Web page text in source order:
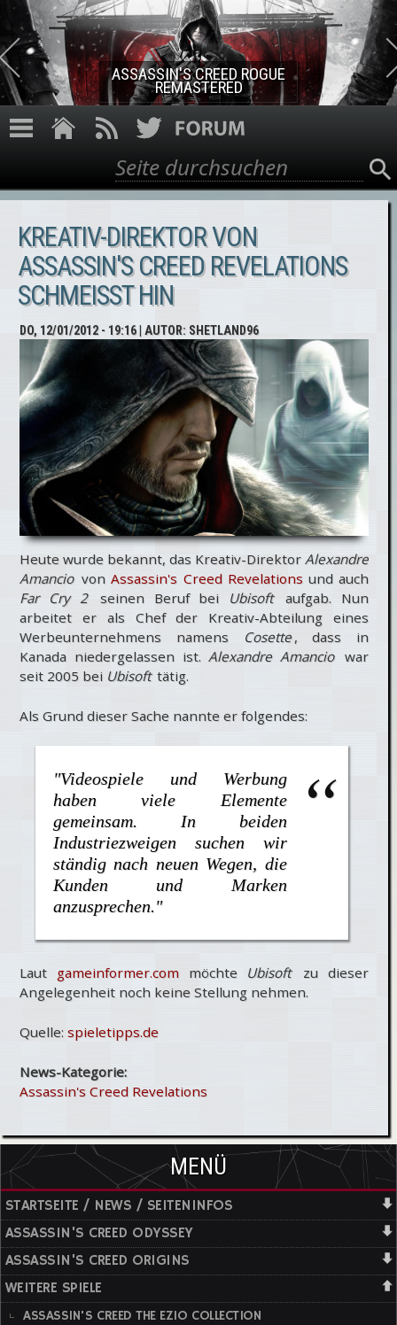
Direkt zum Inhalt
ASSASSIN'S CREED ROGUE
REMASTERED
Suchformular
Suche
KREATIV-DIREKTOR VON
ASSASSIN'S CREED REVELATIONS
SCHMEISST HIN
DO, 12/01/2012 - 19:16| AUTOR: SHETLAND96
Heute wurde bekannt, das Kreativ-Direktor Alexandre
Amancio vonAssassin's Creed Revelationsund auch
Far Cry 2
seinen Beruf bei Ubisoft
aufgab. Nun
arbeitet er als Chef der Kreativ-Abteilung eines
Werbeunternehmens namens
Cosette , dass in
Kanada niedergelassen ist.Alexandre Amancio war
seit 2005 bei Ubisoft tätig.
Als Grund dieser Sache nannte er folgendes:
"Videospiele und Werbung
haben viele Elemente
gemeinsam. In beiden
Industriezweigen suchen wir
ständig nach neuen Wegen, die
Kunden und Marken
anzusprechen."
Laut gameinformer.commöchte Ubisoft
zu dieser
Angelegenheit noch keine Stellung nehmen.
Quelle: spieletipps.de
News-Kategorie:
Assassin's Creed Revelations
MENÜ
STARTSEITE / NEWS / SEITENINFOS
ASSASSIN'S CREED ODYSSEY
ASSASSIN'S CREED ORIGINS
WEITERE SPIELE
ASSASSIN'S CREED THE EZIO COLLECTION